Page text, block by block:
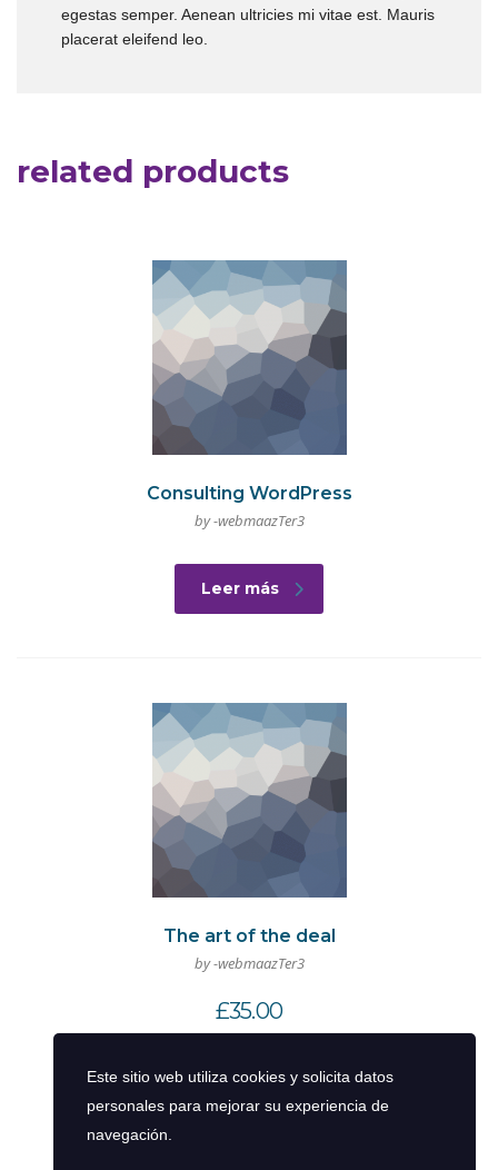
egestas semper. Aenean ultricies mi vitae est. Mauris
placerat eleifend leo.
related products
Consulting WordPress
by -webmaazTer3
Leer más
The art of the deal
by -webmaazTer3
£35.00
Este sitio web utiliza cookies y solicita datos
personales para mejorar su experiencia de
navegación.